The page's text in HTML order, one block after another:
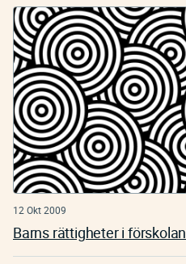
12 Okt 2009
Barns rättigheter i förskolan